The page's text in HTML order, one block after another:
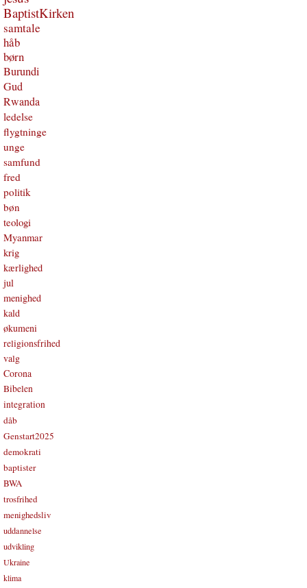
BaptistKirken
samtale
håb
børn
Burundi
Gud
Rwanda
ledelse
flygtninge
unge
samfund
fred
politik
bøn
teologi
Myanmar
krig
kærlighed
jul
menighed
kald
økumeni
religionsfrihed
valg
Corona
Bibelen
integration
dåb
Genstart2025
demokrati
baptister
BWA
trosfrihed
menighedsliv
uddannelse
udvikling
Ukraine
klima